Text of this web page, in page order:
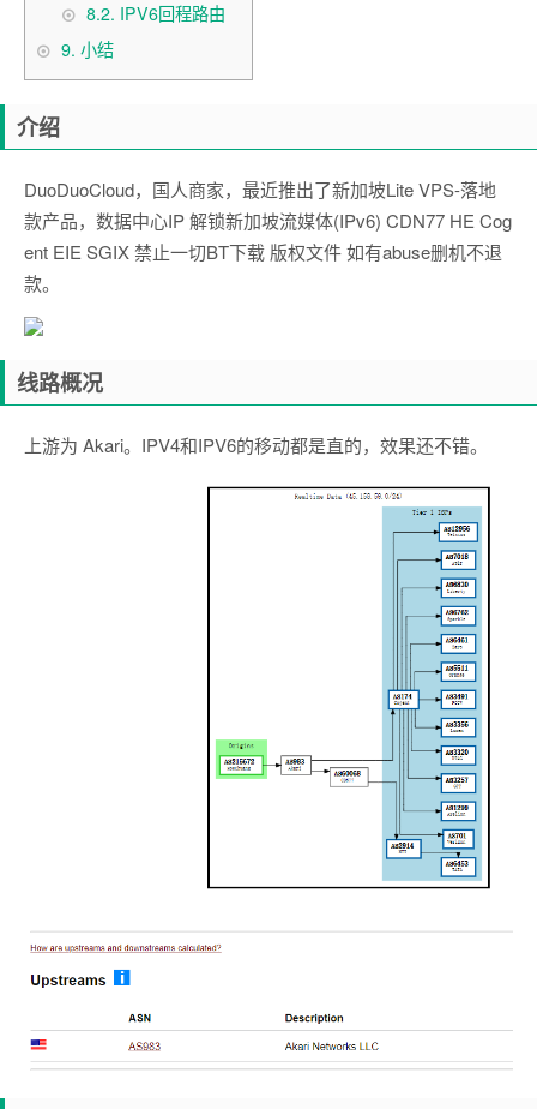
8.2. IPV6回程路由
9. 小结
介绍
DuoDuoCloud，国人商家，最近推出了新加坡Lite VPS-落地
款产品，数据中心IP 解锁新加坡流媒体(IPv6) CDN77 HE Cog
ent EIE SGIX 禁止一切BT下载 版权文件 如有abuse删机不退
款。
线路概况
上游为 Akari。IPV4和IPV6的移动都是直的，效果还不错。